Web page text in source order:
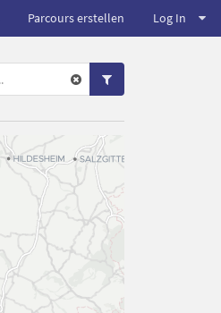
Parcours erstellen Log In